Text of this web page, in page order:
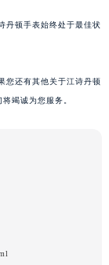
丹顿手表始终处于最佳状
您还有其他关于江诗丹顿
竭诚为您服务。